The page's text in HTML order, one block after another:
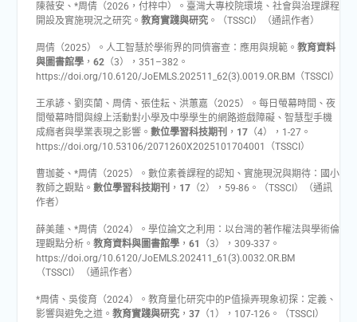
陳薇安、*周倩（2026，付梓中）。臺灣大專校院環境、社會與治理課程
開設及實施現況之研究。 教育實踐與研究。（TSSCI）（通訊作者）
周倩（2025）。人工智慧於學術界的同儕審查：應用與規範。 教育資料
與圖書館學， 62（3），351–382。
https://doi.org/10.6120/JoEMLS.202511_62(3).0019.OR.BM（TSSCI）
王承諺、劉奕蘭、周倩、張佳耘、洪蕙嘉（2025）。每日螢幕時間、夜
間螢幕時間與線上活動對小學及中學學生的網路遊戲障礙、智慧型手機
成癮者與學業表現之影響。 數位學習科技期刊 ， 17（4），1-27。
https://doi.org/10.53106/2071260X2025101704001（TSSCI）
曹珈菱、*周倩（2025）。數位素養課程的認知、實施現況與期待：國小
教師之觀點。 數位學習科技期刊 ， 17（2），59-86。（TSSCI）（通訊
作者）
薛美蓮、*周倩（2024）。學位論文之利用：以台灣的著作權法與學術倫
理觀點分析。 教育資料與圖書館學， 61
（3），309-337。
https://doi.org/10.6120/JoEMLS.202411_61(3).0032.OR.BM
（TSSCI）（通訊作者）
*周倩、吳俊育（2024）。教育量化研究中的P值操弄現象初探：定義、
影響與避免之道。 教育實踐與研究， 37（1），107-126。（TSSCI）